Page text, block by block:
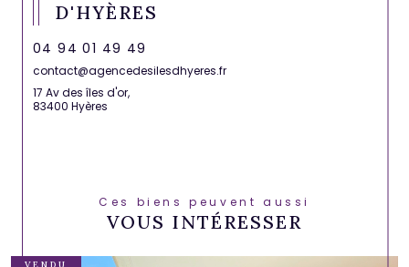
D'HYÈRES
04 94 01 49 49
contact@agencedesilesdhyeres.fr
17 Av des îles d'or,
83400 Hyères
Ces biens peuvent aussi
VOUS INTÉRESSER
VENDU